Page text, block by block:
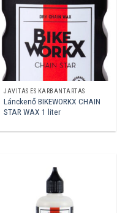
JAVÍTÁS ÉS KARBANTARTÁS
Lánckenő BIKEWORKX CHAIN
STAR WAX 1 liter